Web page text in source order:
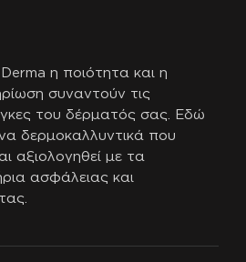
η ποιότητα και η
συναντούν τις
του δέρματός σας. Εδώ
δερμοκαλλυντικά που
αξιολογηθεί με τα
ασφάλειας και